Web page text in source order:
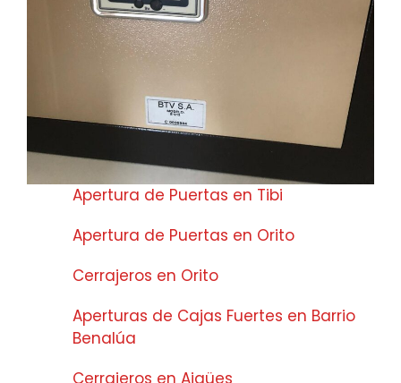
Apertura de Puertas en Tibi
Apertura de Puertas en Orito
Cerrajeros en Orito
Aperturas de Cajas Fuertes en Barrio
Benalúa
Cerrajeros en Aigües